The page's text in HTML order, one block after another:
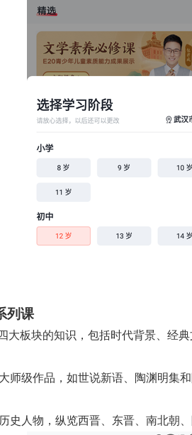
列课
大板块的知识，包括时代背景、经
师级作品，如世说新语、陶渊明集
史人物，纵览西晋、东晋、南北朝